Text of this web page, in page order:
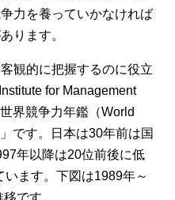
力を養っていかなければ
ります。
観的に把握するのに役立
for Management
界競争力年鑑（World
です。日本は30年前は国
年以降は20位前後に低
ます。下図は1989年～
です。